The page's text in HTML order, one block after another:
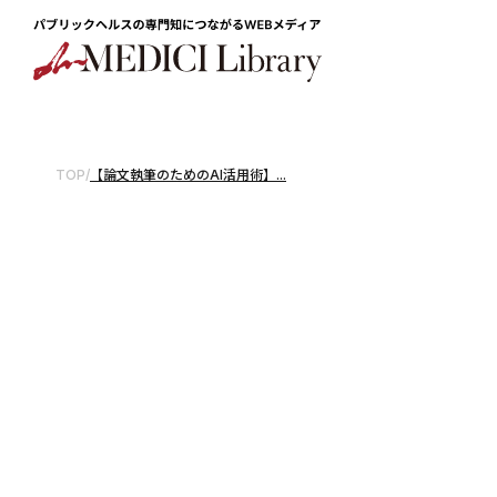
TOP/ 【論文執筆のためのAI活用術】...